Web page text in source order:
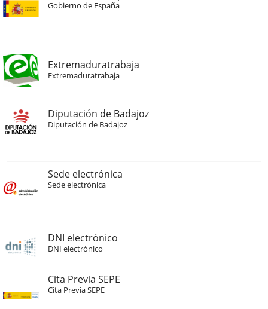
Gobierno de España
Extremaduratrabaja
Extremaduratrabaja
Diputación de Badajoz
Diputación de Badajoz
Sede electrónica
Sede electrónica
DNI electrónico
DNI electrónico
Cita Previa SEPE
Cita Previa SEPE